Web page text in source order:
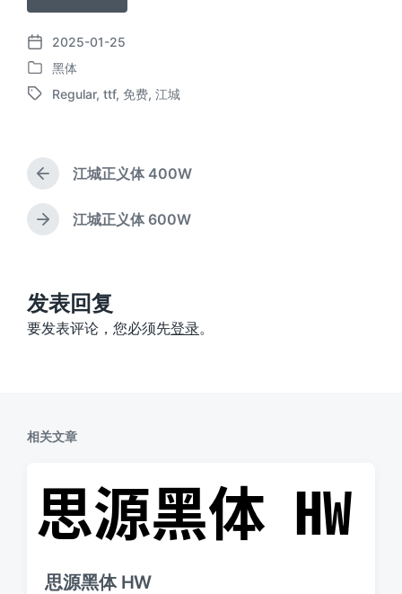
发
布
日
2025-01-25
发
布
黑体
标
Regular, ttf, 免费, 江城
上
篇
文
章
江城正义体 400W
下
：
江城正义体 600W
发表回复
要发表评论，您必须先登录。
相关文章
思源黑体 HW